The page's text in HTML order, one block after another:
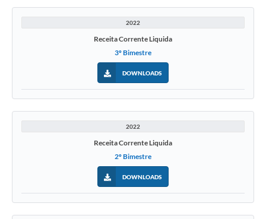
2022
Receita Corrente Liquida
3º Bimestre
DOWNLOADS
2022
Receita Corrente Liquida
2º Bimestre
DOWNLOADS